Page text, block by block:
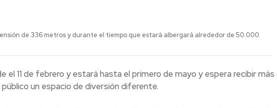
de 336 metros y durante el tiempo que estará albergará alrededor de 50.000
el 11 de febrero y estará hasta el primero de mayo y espera recibir más
un espacio de diversión diferente.